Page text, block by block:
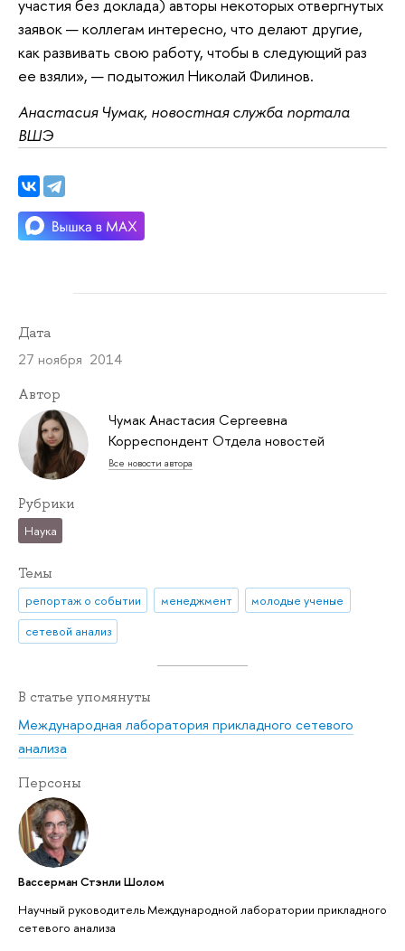
участия без доклада) авторы некоторых отвергнутых
заявок — коллегам интересно, что делают другие,
как развивать свою работу, чтобы в следующий раз
ее взяли», — подытожил Николай Филинов.
Анастасия Чумак, новостная служба портала
ВШЭ
Дата
27 ноября 2014
Автор
Чумак Анастасия Сергеевна
Корреспондент Отдела новостей
Все новости автора
Рубрики
Наука
Темы
репортаж о событии менеджмент
молодые ученые
сетевой анализ
В статье упомянуты
Международная лаборатория прикладного сетевого
анализа
Персоны
Вассерман Стэнли Шолом
Научный руководитель Международной лаборатории прикладного
сетевого анализа